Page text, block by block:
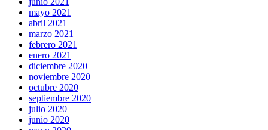
mayo 2021
abril 2021
marzo 2021
febrero 2021
enero 2021
diciembre 2020
noviembre 2020
octubre 2020
septiembre 2020
julio 2020
junio 2020